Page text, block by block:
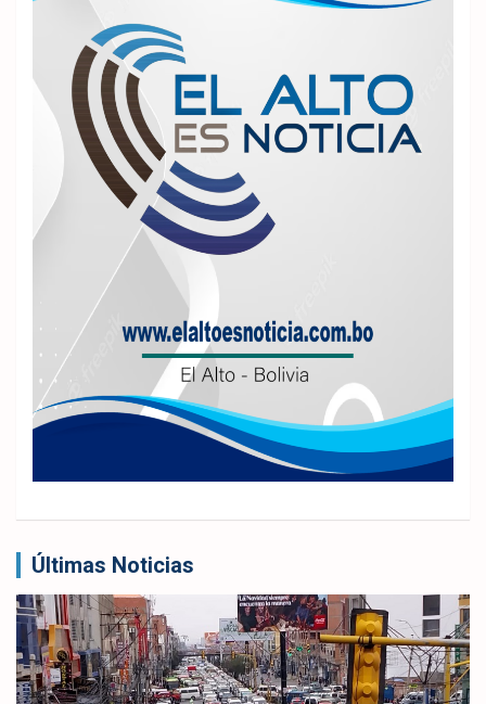
Últimas Noticias